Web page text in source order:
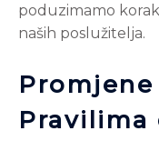
poduzimamo
naših poslužitelja.
Pravilima